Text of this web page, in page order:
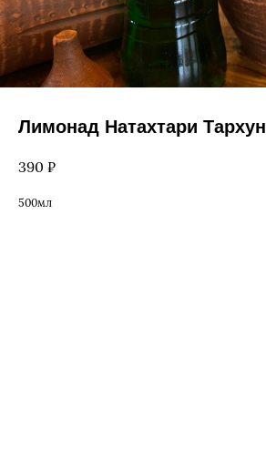
Лимонад Натахтари Тархун
390 ₽
500мл